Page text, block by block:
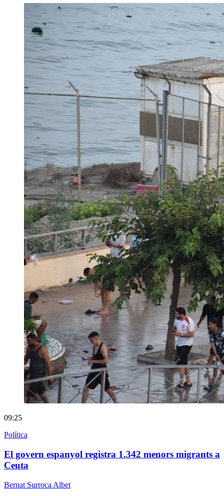
09:25
Política
El govern espanyol registra 1.342 menors migrants a
Ceuta
Bernat Surroca Albet